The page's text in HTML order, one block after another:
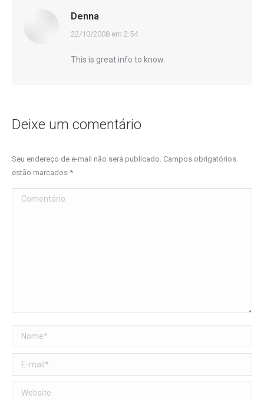
Denna
disse:
22/10/2008 em 2:54
This is great info to know.
Deixe um comentário
Seu endereço de e-mail não será publicado. Campos obrigatórios
estão marcados *
Comentário
Nome *
E-mail *
Website